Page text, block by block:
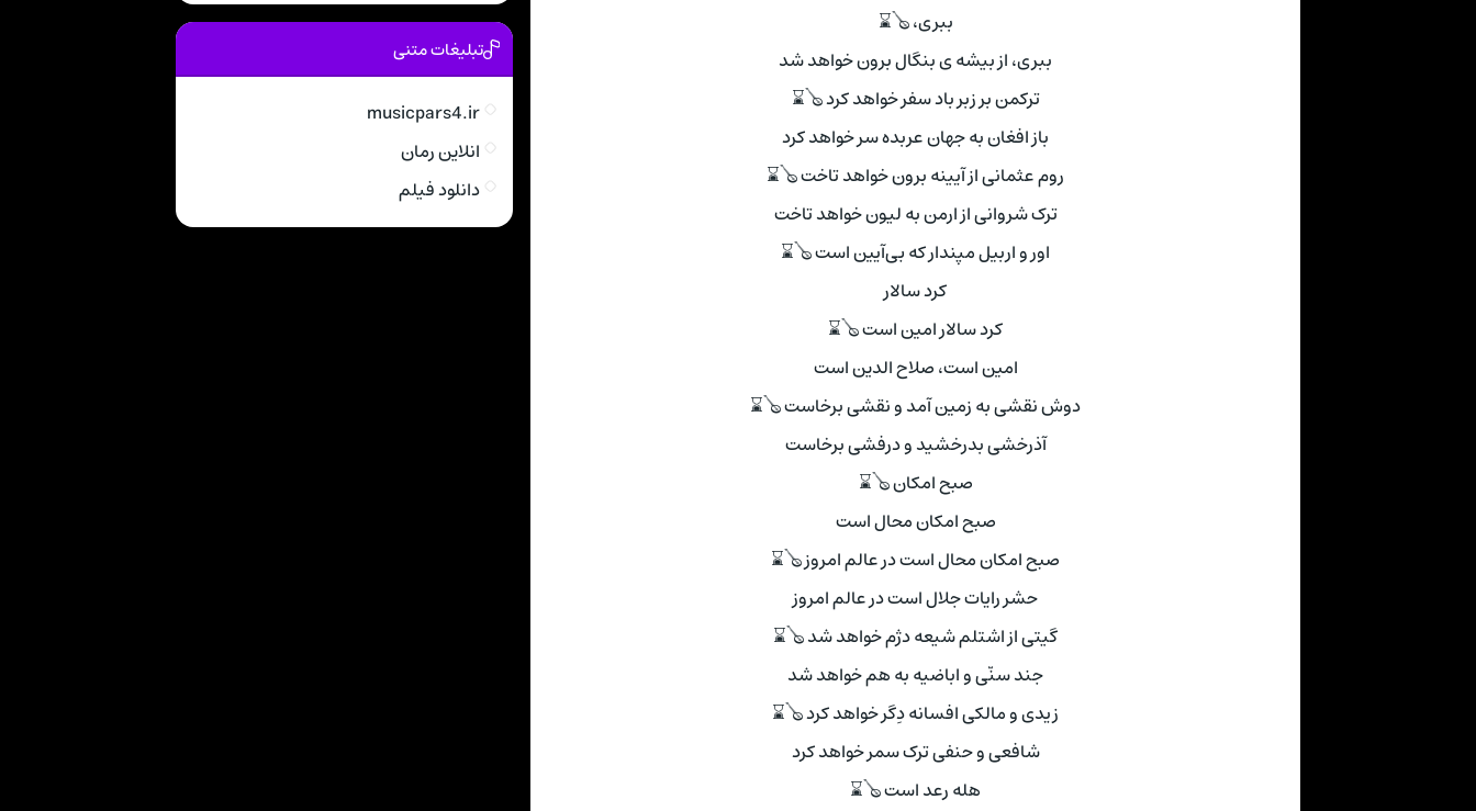
ببری، 🪕⌛
ببری، از بیشه ی بنگال برون خواهد شد
ترکمن بر زبر باد سفر خواهد کرد 🪕⌛
باز افغان به جهان عربده سر خواهد کرد
روم عثمانی از آیینه برون خواهد تاخت 🪕⌛
ترک شروانی از ارمن به لیون خواهد تاخت
اور و اربیل مپندار که بی‌آیین است 🪕⌛
کرد سالار
کرد سالار امین است 🪕⌛
امین است، صلاح الدین است
دوش نقشی به زمین آمد و نقشی برخاست 🪕⌛
آذرخشی بدرخشید و درفشی برخاست
صبح امکان 🪕⌛
صبح امکان محال است
صبح امکان محال است در عالم امروز 🪕⌛
حشر رایات جلال است در عالم امروز
گیتی از اشتلم شیعه دژم خواهد شد 🪕⌛
جند سنّی و ابا‌ضیه به هم خواهد شد
زیدی و مالکی افسانه‌ دِگر خواهد کرد 🪕⌛
شافعی و حنفی ترک سمر خواهد کرد
هله رعد است 🪕⌛
تبلیغات متنی
musicpars4.ir
انلاین رمان
دانلود فیلم